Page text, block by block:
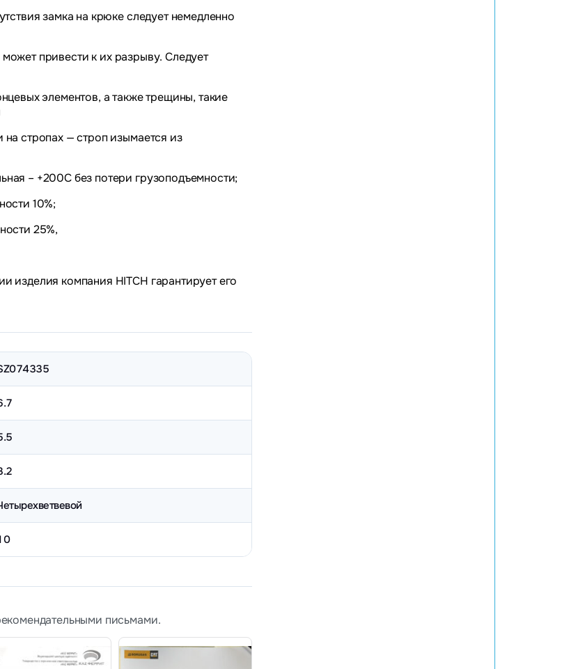
замка на крюке следует немедленно
может привести к их разрыву. Следует
элементов, а также трещины, такие
стропах — строп изымается из
– +200С без потери грузоподъемности;
10%;
25%,
изделия компания HITCH гарантирует его
письмами.